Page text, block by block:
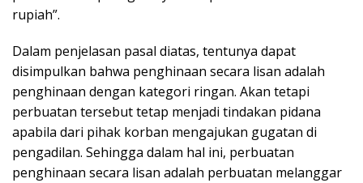
rupiah”.
Dalam penjelasan pasal diatas, tentunya dapat
disimpulkan bahwa penghinaan secara lisan adalah
penghinaan dengan kategori ringan. Akan tetapi
perbuatan tersebut tetap menjadi tindakan pidana
apabila dari pihak korban mengajukan gugatan di
pengadilan. Sehingga dalam hal ini, perbuatan
penghinaan secara lisan adalah perbuatan melanggar